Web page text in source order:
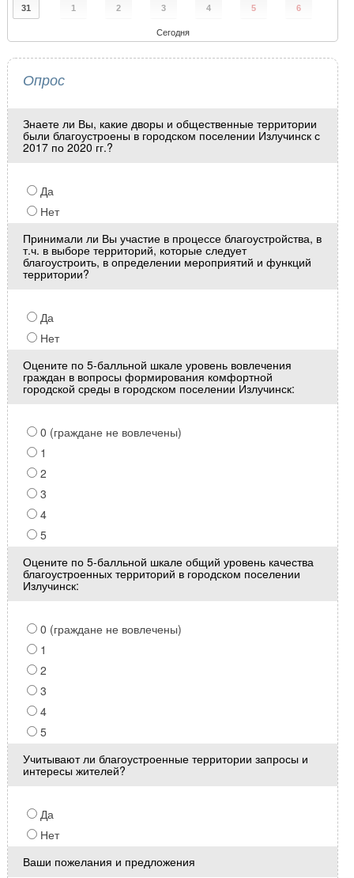
31 1 2 3 4 5 6
Сегодня
Опрос
Знаете ли Вы, какие дворы и общественные территории
были благоустроены в городском поселении Излучинск с
2017 по 2020 гг.?
Да
Нет
Принимали ли Вы участие в процессе благоустройства, в
т.ч. в выборе территорий, которые следует
благоустроить, в определении мероприятий и функций
территории?
Да
Нет
Оцените по 5-балльной шкале уровень вовлечения
граждан в вопросы формирования комфортной
городской среды в городском поселении Излучинск:
0 (граждане не вовлечены)
1
2
3
4
5
Оцените по 5-балльной шкале общий уровень качества
благоустроенных территорий в городском поселении
Излучинск:
0 (граждане не вовлечены)
1
2
3
4
5
Учитывают ли благоустроенные территории запросы и
интересы жителей?
Да
Нет
Ваши пожелания и предложения